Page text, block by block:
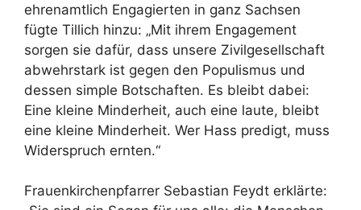
ehrenamtlich Engagierten in ganz Sachsen
fügte Tillich hinzu: „Mit ihrem Engagement
sorgen sie dafür, dass unsere Zivilgesellschaft
abwehrstark ist gegen den Populismus und
dessen simple Botschaften. Es bleibt dabei:
Eine kleine Minderheit, auch eine laute, bleibt
eine kleine Minderheit. Wer Hass predigt, muss
Widerspruch ernten.“
Frauenkirchenpfarrer Sebastian Feydt erklärte: